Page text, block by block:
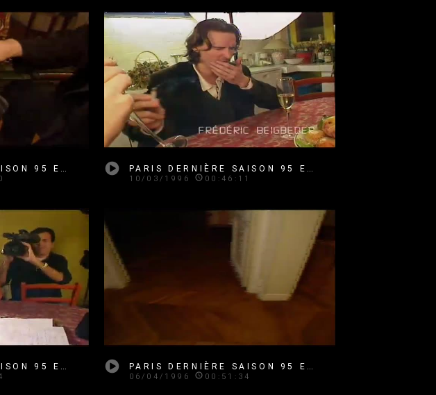
PARIS DERNIÈRE SAISON 95 EMISSION 24 PARIS DERNIÈRE SAISON 95 EMISSION 26
10/03/1996 00:46:11
PARIS DERNIÈRE SAISON 95 EMISSION 27 PARIS DERNIÈRE SAISON 95 EMISSION 28
06/04/1996 00:51:34